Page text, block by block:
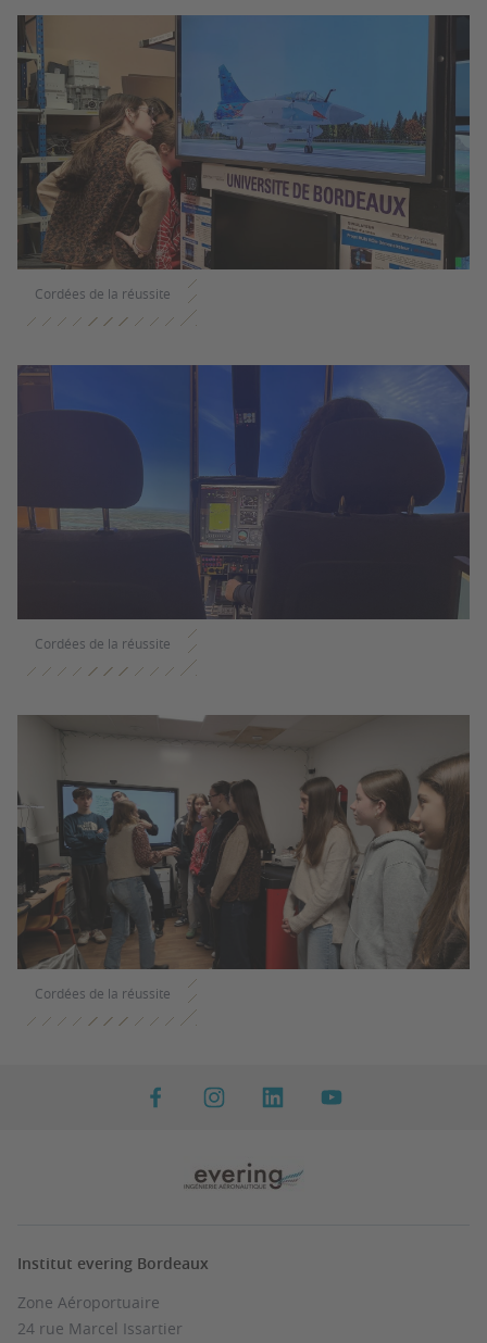
Cordées de la réussite
Cordées de la réussite
Cordées de la réussite
Institut evering Bordeaux
Zone Aéroportuaire
24 rue Marcel Issartier